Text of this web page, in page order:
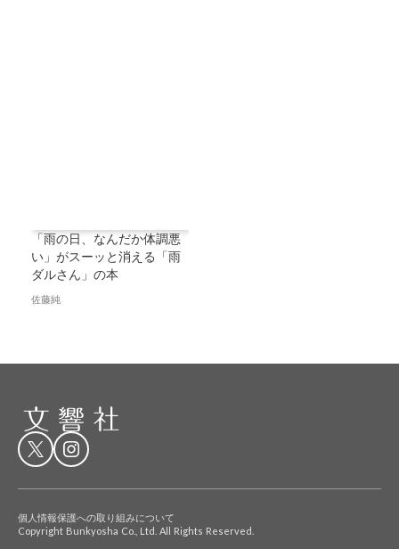
「雨の日、なんだか体調悪
い」がスーッと消える「雨
ダルさん」の本
佐藤純
個人情報保護への取り組みについて
Copyright Bunkyosha Co., Ltd. All Rights Reserved.